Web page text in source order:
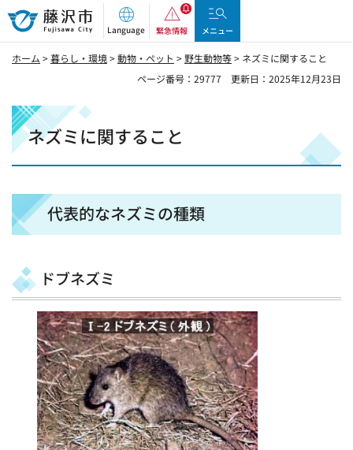
藤沢市
Language 緊急情報 メニュー
ホーム >暮らし・環境>動物・ペット >野生動物等> ネズミに関すること
ページ番号：29777
更新日：2025年12月23日
ネズミに関すること
代表的なネズミの種類
ドブネズミ